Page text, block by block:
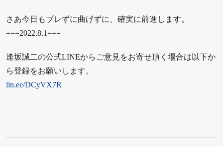
さあ今日もブレずに曲げずに、確実に前進します。
===2022.8.1===
逢坂誠二の公式LINEからご意見をお寄せ頂く場合は以下か
ら登録をお願いします。
lin.ee/DCyVX7R